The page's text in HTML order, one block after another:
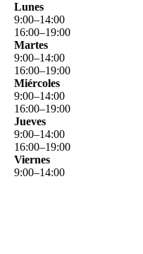
Lunes
9:00–14:00
16:00–19:00
Martes
9:00–14:00
16:00–19:00
Miércoles
9:00–14:00
16:00–19:00
Jueves
9:00–14:00
16:00–19:00
Viernes
9:00–14:00